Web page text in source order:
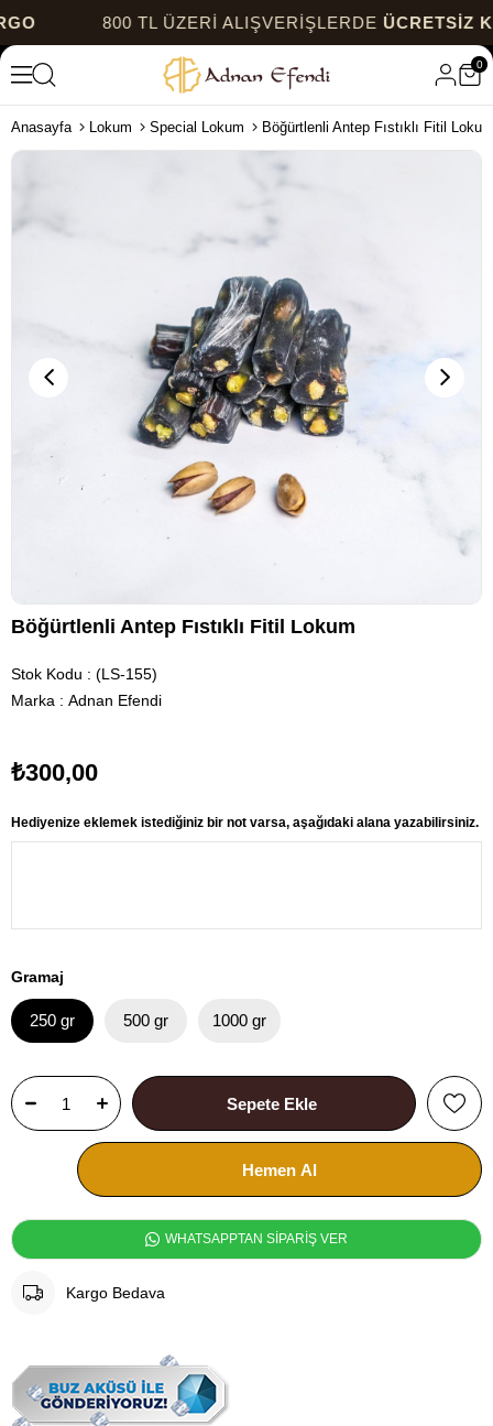
800 TL ÜZERİ ALIŞVERİŞLERDEÜCRETSİZ KARGO
0
Anasayfa Lokum Special Lokum Böğürtlenli Antep Fıstıklı Fitil Lokum
Böğürtlenli Antep Fıstıklı Fitil Lokum
Stok Kodu
(LS-155)
Marka : Adnan Efendi
₺300,00
Hediyenize eklemek istediğiniz bir not varsa, aşağıdaki alana yazabilirsiniz.
Gramaj
250 gr 500 gr 1000 gr
WHATSAPPTAN SİPARİŞ VER
Kargo Bedava